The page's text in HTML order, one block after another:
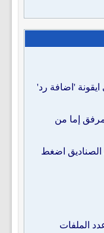
'اضافة رد'
إما من
اضغط
الملفات